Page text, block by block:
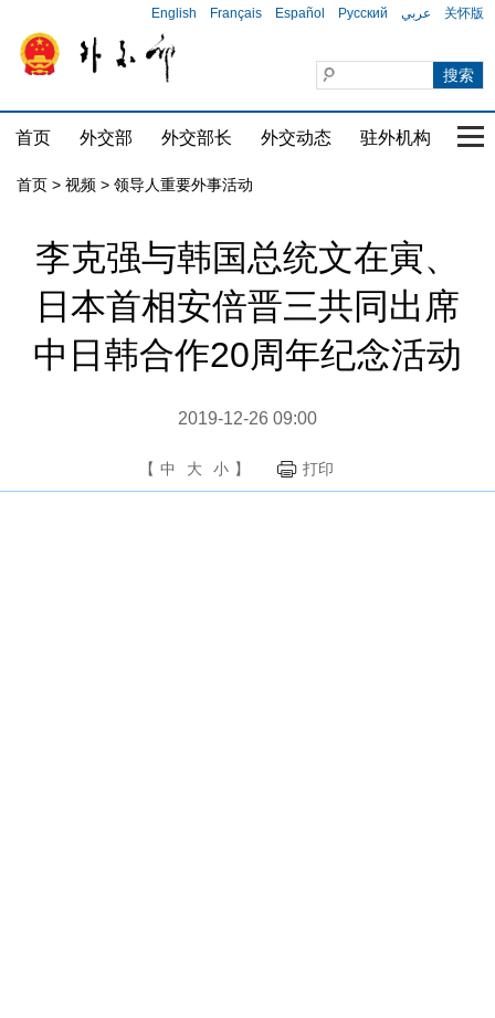
English Français Español Русский عربي 关怀版
首页 外交部 外交部长 外交动态 驻外机构 国
首页 > 视频 > 领导人重要外事活动
李克强与韩国总统文在寅、
日本首相安倍晋三共同出席
中日韩合作20周年纪念活动
2019-12-26 09:00
【 中 大 小 】 打印